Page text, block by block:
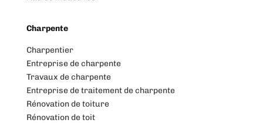
Charpente
Charpentier
Entreprise de charpente
Travaux de charpente
Entreprise de traitement de charpente
Rénovation de toiture
Rénovation de toit